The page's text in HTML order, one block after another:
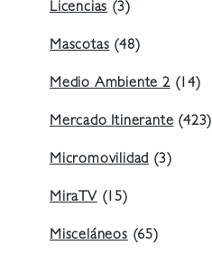
Licencias(3)
Mascotas(48)
Medio Ambiente 2(14)
Mercado Itinerante(423)
Micromovilidad(3)
MiraTV(15)
Misceláneos(65)